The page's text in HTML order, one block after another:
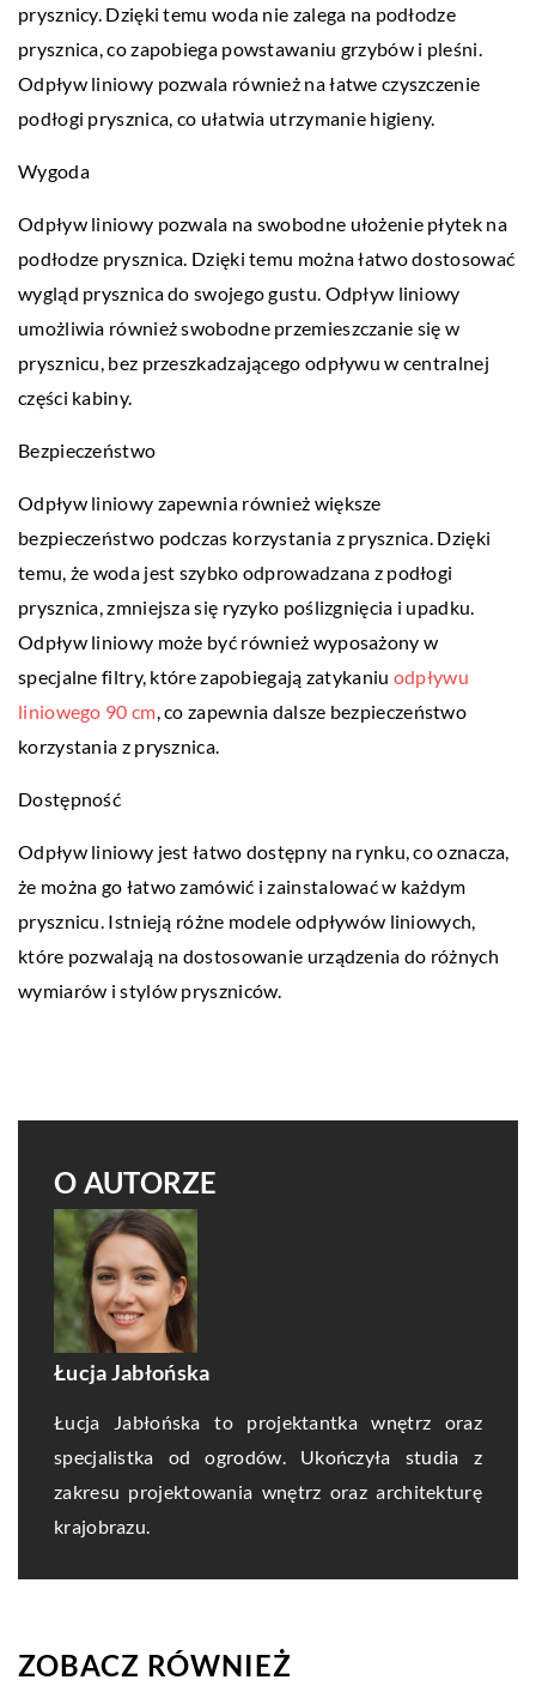
prysznicy. Dzięki temu woda nie zalega na podłodze
prysznica, co zapobiega powstawaniu grzybów i pleśni.
Odpływ liniowy pozwala również na łatwe czyszczenie
podłogi prysznica, co ułatwia utrzymanie higieny.
Wygoda
Odpływ liniowy pozwala na swobodne ułożenie płytek na
podłodze prysznica. Dzięki temu można łatwo dostosować
wygląd prysznica do swojego gustu. Odpływ liniowy
umożliwia również swobodne przemieszczanie się w
prysznicu, bez przeszkadzającego odpływu w centralnej
części kabiny.
Bezpieczeństwo
Odpływ liniowy zapewnia również większe
bezpieczeństwo podczas korzystania z prysznica. Dzięki
temu, że woda jest szybko odprowadzana z podłogi
prysznica, zmniejsza się ryzyko poślizgnięcia i upadku.
Odpływ liniowy może być również wyposażony w
specjalne filtry, które zapobiegają zatykaniu odpływu
liniowego 90 cm, co zapewnia dalsze bezpieczeństwo
korzystania z prysznica.
Dostępność
Odpływ liniowy jest łatwo dostępny na rynku, co oznacza,
że można go łatwo zamówić i zainstalować w każdym
prysznicu. Istnieją różne modele odpływów liniowych,
które pozwalają na dostosowanie urządzenia do różnych
wymiarów i stylów pryszniców.
O AUTORZE
Łucja Jabłońska
Łucja Jabłońska to projektantka wnętrz oraz
specjalistka od ogrodów. Ukończyła studia z
zakresu projektowania wnętrz oraz architekturę
krajobrazu.
ZOBACZ RÓWNIEŻ